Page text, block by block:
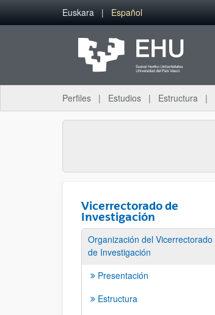
Saltar al contenido principal
Euskara Español
Perfiles Estudios Estructura
Vicerrectorado de
Investigación
Organización del Vicerrectorado
de Investigación
Presentación
Estructura